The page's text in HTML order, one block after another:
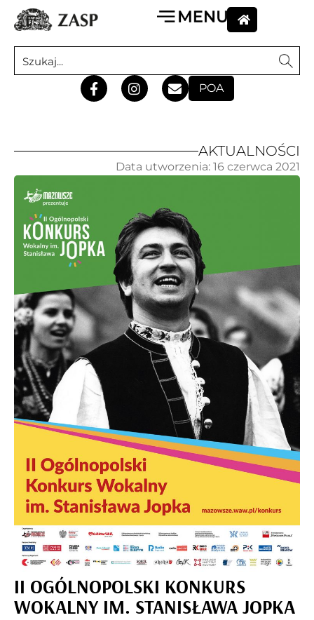
POA
AKTUALNOŚCI
II OGÓLNOPOLSKI KONKURS
WOKALNY IM. STANISŁAWA JOPKA
Data utworzenia: 16 czerwca 2021